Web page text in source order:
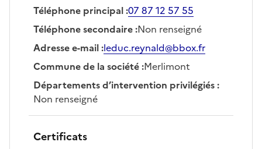
Téléphone principal:07 87 12 57 55
Téléphone secondaire:Non renseigné
Adresse e-mail:leduc.reynald@bbox.fr
Commune de la société:Merlimont
Départements d’intervention privilégiés:
Non renseigné
Certificats